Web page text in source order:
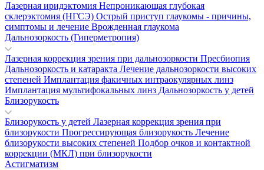
Лазерная иридэктомия Непроникающая глубокая
склерэктомия (НГСЭ) Острый приступ глаукомы - причины,
симптомы и лечение Врожденная глаукома
Дальнозоркость (Гиперметропия)
Лазерная коррекция зрения при дальнозоркости Пресбиопия
Дальнозоркость и катаракта Лечение дальнозоркости высоких
степеней Имплантация факичных интраокулярных линз
Имплантация мультифокальных линз Дальнозоркость у детей
Близорукость
Близорукость у детей Лазерная коррекция зрения при
близорукости Прогрессирующая близорукость Лечение
близорукости высоких степеней Подбор очков и контактной
коррекции (МКЛ) при близорукости
Астигматизм